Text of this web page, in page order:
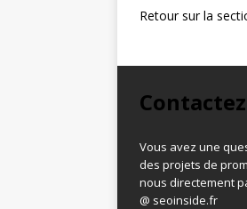
Retour sur la
Vous avez une
des projets de
nous directement
@ seoinside.fr